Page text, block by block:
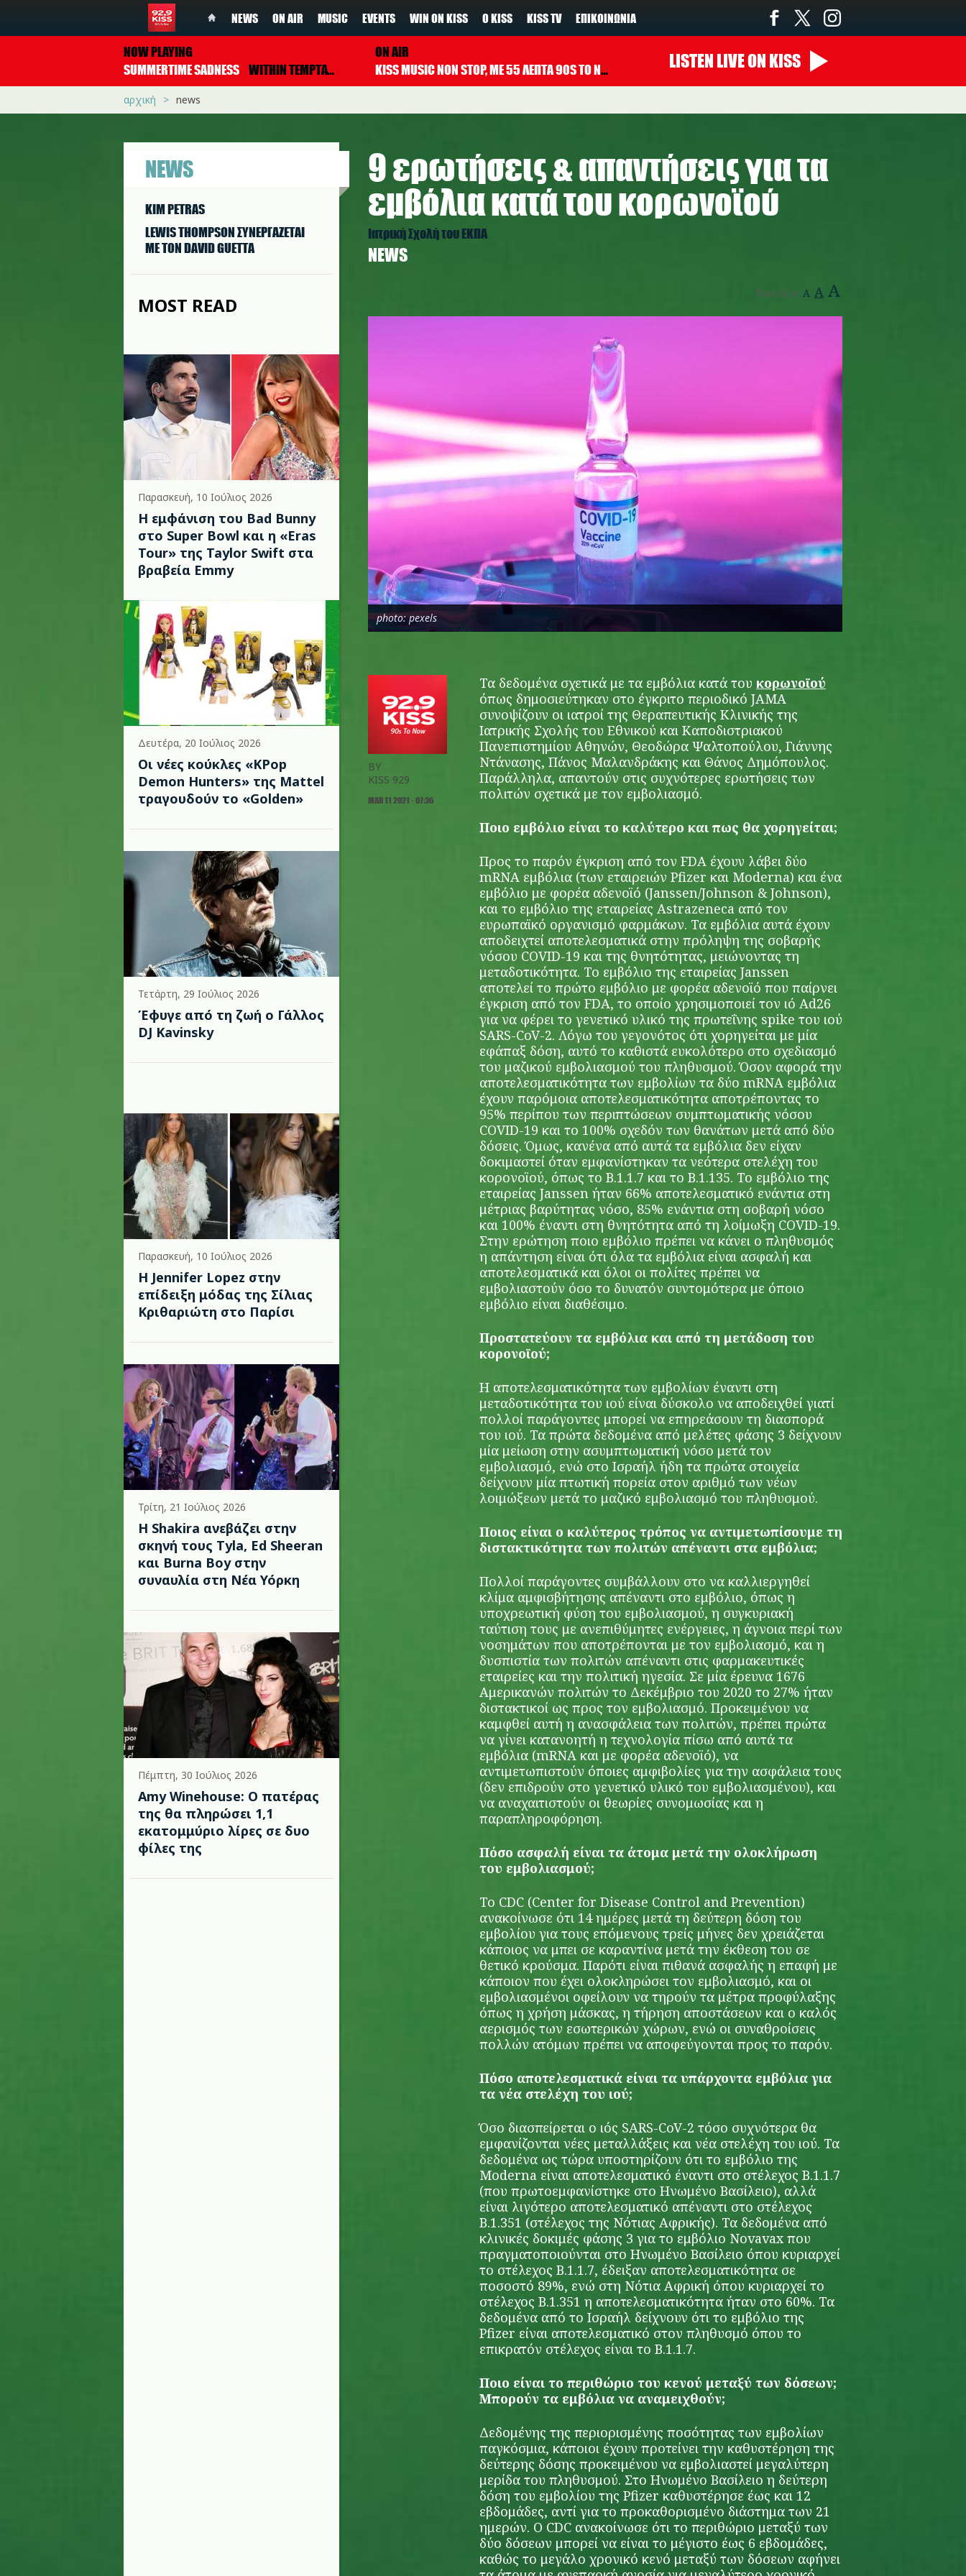
NEWS ON AIR MUSIC EVENTS WIN ON KISS Ο KISS KISS TV ΕΠΙΚΟΙΝΩΝΊΑ
NOW PLAYING
SUMMERTIME SADNESS WITHIN TEMPTATION
ON AIR
KISS MUSIC NON STOP, ΜΕ 55 ΛΕΠΤΑ 90S TO NOW ΚΑΘΕ ΩΡΑ
22:00 - 00:00
LISTEN LIVEON KISS
αρχική news
NEWS
KIM PETRAS
LEWIS THOMPSON ΣΥΝΕΡΓAΖΕΤΑΙ
ΜΕ ΤΟΝ DAVID GUETTA
MOST READ
Παρασκευή, 10 Ιούλιος 2026
Η εμφάνιση του Bad Bunny
στο Super Bowl και η «Eras
Tour» της Taylor Swift στα
βραβεία Emmy
Δευτέρα, 20 Ιούλιος 2026
Οι νέες κούκλες «KPop
Demon Hunters» της Mattel
τραγουδούν το «Golden»
Τετάρτη, 29 Ιούλιος 2026
Έφυγε από τη ζωή ο Γάλλος
DJ Kavinsky
Παρασκευή, 10 Ιούλιος 2026
Η Jennifer Lopez στην
επίδειξη μόδας της Σίλιας
Κριθαριώτη στο Παρίσι
Τρίτη, 21 Ιούλιος 2026
Η Shakira ανεβάζει στην
σκηνή τους Tyla, Ed Sheeran
και Burna Boy στην
συναυλία στη Νέα Υόρκη
Πέμπτη, 30 Ιούλιος 2026
Amy Winehouse: Ο πατέρας
της θα πληρώσει 1,1
εκατομμύριο λίρες σε δυο
φίλες της
9 ερωτήσεις & απαντήσεις για τα
εμβόλια κατά του κορωνοϊού
Ιατρική Σχολή του ΕΚΠΑ
NEWS
Text Size: A A A
covid_emvolio5_kiss_pexels.jpg
photo: pexels
BY
KISS 929
MAR 11 2021 - 07:36
Τα δεδομένα σχετικά με τα εμβόλια κατά του κορωνοϊού
όπως δημοσιεύτηκαν στο έγκριτο περιοδικό JAMA
συνοψίζουν οι ιατροί της Θεραπευτικής Κλινικής της
Ιατρικής Σχολής του Εθνικού και Καποδιστριακού
Πανεπιστημίου Αθηνών, Θεοδώρα Ψαλτοπούλου, Γιάννης
Ντάνασης, Πάνος Μαλανδράκης και Θάνος Δημόπουλος.
Παράλληλα, απαντούν στις συχνότερες ερωτήσεις των
πολιτών σχετικά με τον εμβολιασμό.
Ποιο εμβόλιο είναι το καλύτερο και πως θα χορηγείται;
Προς το παρόν έγκριση από τον FDA έχουν λάβει δύο
mRNA εμβόλια (των εταιρειών Pfizer και Moderna) και ένα
εμβόλιο με φορέα αδενοϊό (Janssen/Johnson & Johnson),
και το εμβόλιο της εταιρείας Astrazeneca από τον
ευρωπαϊκό οργανισμό φαρμάκων. Τα εμβόλια αυτά έχουν
αποδειχτεί αποτελεσματικά στην πρόληψη της σοβαρής
νόσου COVID-19 και της θνητότητας, μειώνοντας τη
μεταδοτικότητα. Το εμβόλιο της εταιρείας Janssen
αποτελεί το πρώτο εμβόλιο με φορέα αδενοϊό που παίρνει
έγκριση από τον FDA, το οποίο χρησιμοποιεί τον ιό Ad26
για να φέρει το γενετικό υλικό της πρωτεΐνης spike του ιού
SARS-CoV-2. Λόγω του γεγονότος ότι χορηγείται με μία
εφάπαξ δόση, αυτό το καθιστά ευκολότερο στο σχεδιασμό
του μαζικού εμβολιασμού του πληθυσμού. Όσον αφορά την
αποτελεσματικότητα των εμβολίων τα δύο mRNA εμβόλια
έχουν παρόμοια αποτελεσματικότητα αποτρέποντας το
95% περίπου των περιπτώσεων συμπτωματικής νόσου
COVID-19 και το 100% σχεδόν των θανάτων μετά από δύο
δόσεις. Όμως, κανένα από αυτά τα εμβόλια δεν είχαν
δοκιμαστεί όταν εμφανίστηκαν τα νεότερα στελέχη του
κορονοϊού, όπως το Β.1.1.7 και το Β.1.135. Το εμβόλιο της
εταιρείας Janssen ήταν 66% αποτελεσματικό ενάντια στη
μέτριας βαρύτητας νόσο, 85% ενάντια στη σοβαρή νόσο
και 100% έναντι στη θνητότητα από τη λοίμωξη COVID-19.
Στην ερώτηση ποιο εμβόλιο πρέπει να κάνει ο πληθυσμός
η απάντηση είναι ότι όλα τα εμβόλια είναι ασφαλή και
αποτελεσματικά και όλοι οι πολίτες πρέπει να
εμβολιαστούν όσο το δυνατόν συντομότερα με όποιο
εμβόλιο είναι διαθέσιμο.
Προστατεύουν τα εμβόλια και από τη μετάδοση του
κορονοϊού;
Η αποτελεσματικότητα των εμβολίων έναντι στη
μεταδοτικότητα του ιού είναι δύσκολο να αποδειχθεί γιατί
πολλοί παράγοντες μπορεί να επηρεάσουν τη διασπορά
του ιού. Τα πρώτα δεδομένα από μελέτες φάσης 3 δείχνουν
μία μείωση στην ασυμπτωματική νόσο μετά τον
εμβολιασμό, ενώ στο Ισραήλ ήδη τα πρώτα στοιχεία
δείχνουν μία πτωτική πορεία στον αριθμό των νέων
λοιμώξεων μετά το μαζικό εμβολιασμό του πληθυσμού.
Ποιος είναι ο καλύτερος τρόπος να αντιμετωπίσουμε τη
διστακτικότητα των πολιτών απέναντι στα εμβόλια;
Πολλοί παράγοντες συμβάλλουν στο να καλλιεργηθεί
κλίμα αμφισβήτησης απέναντι στο εμβόλιο, όπως η
υποχρεωτική φύση του εμβολιασμού, η συγκυριακή
ταύτιση τους με ανεπιθύμητες ενέργειες, η άγνοια περί των
νοσημάτων που αποτρέπονται με τον εμβολιασμό, και η
δυσπιστία των πολιτών απέναντι στις φαρμακευτικές
εταιρείες και την πολιτική ηγεσία. Σε μία έρευνα 1676
Αμερικανών πολιτών το Δεκέμβριο του 2020 το 27% ήταν
διστακτικοί ως προς τον εμβολιασμό. Προκειμένου να
καμφθεί αυτή η ανασφάλεια των πολιτών, πρέπει πρώτα
να γίνει κατανοητή η τεχνολογία πίσω από αυτά τα
εμβόλια (mRNA και με φορέα αδενοϊό), να
αντιμετωπιστούν όποιες αμφιβολίες για την ασφάλεια τους
(δεν επιδρούν στο γενετικό υλικό του εμβολιασμένου), και
να αναχαιτιστούν οι θεωρίες συνομωσίας και η
παραπληροφόρηση.
Πόσο ασφαλή είναι τα άτομα μετά την ολοκλήρωση
του εμβολιασμού;
Το CDC (Center for Disease Control and Prevention)
ανακοίνωσε ότι 14 ημέρες μετά τη δεύτερη δόση του
εμβολίου για τους επόμενους τρείς μήνες δεν χρειάζεται
κάποιος να μπει σε καραντίνα μετά την έκθεση του σε
θετικό κρούσμα. Παρότι είναι πιθανά ασφαλής η επαφή με
κάποιον που έχει ολοκληρώσει τον εμβολιασμό, και οι
εμβολιασμένοι οφείλουν να τηρούν τα μέτρα προφύλαξης
όπως η χρήση μάσκας, η τήρηση αποστάσεων και ο καλός
αερισμός των εσωτερικών χώρων, ενώ οι συναθροίσεις
πολλών ατόμων πρέπει να αποφεύγονται προς το παρόν.
Πόσο αποτελεσματικά είναι τα υπάρχοντα εμβόλια για
τα νέα στελέχη του ιού;
Όσο διασπείρεται ο ιός SARS-CoV-2 τόσο συχνότερα θα
εμφανίζονται νέες μεταλλάξεις και νέα στελέχη του ιού. Τα
δεδομένα ως τώρα υποστηρίζουν ότι το εμβόλιο της
Moderna είναι αποτελεσματικό έναντι στο στέλεχος Β.1.1.7
(που πρωτοεμφανίστηκε στο Ηνωμένο Βασίλειο), αλλά
είναι λιγότερο αποτελεσματικό απέναντι στο στέλεχος
Β.1.351 (στέλεχος της Νότιας Αφρικής). Τα δεδομένα από
κλινικές δοκιμές φάσης 3 για το εμβόλιο Novavax που
πραγματοποιούνται στο Ηνωμένο Βασίλειο όπου κυριαρχεί
το στέλεχος Β.1.1.7, έδειξαν αποτελεσματικότητα σε
ποσοστό 89%, ενώ στη Νότια Αφρική όπου κυριαρχεί το
στέλεχος Β.1.351 η αποτελεσματικότητα ήταν στο 60%. Τα
δεδομένα από το Ισραήλ δείχνουν ότι το εμβόλιο της
Pfizer είναι αποτελεσματικό στον πληθυσμό όπου το
επικρατόν στέλεχος είναι το Β.1.1.7.
Ποιο είναι το περιθώριο του κενού μεταξύ των δόσεων;
Μπορούν τα εμβόλια να αναμειχθούν;
Δεδομένης της περιορισμένης ποσότητας των εμβολίων
παγκόσμια, κάποιοι έχουν προτείνει την καθυστέρηση της
δεύτερης δόσης προκειμένου να εμβολιαστεί μεγαλύτερη
μερίδα του πληθυσμού. Στο Ηνωμένο Βασίλειο η δεύτερη
δόση του εμβολίου της Pfizer καθυστέρησε έως και 12
εβδομάδες, αντί για το προκαθορισμένο διάστημα των 21
ημερών. Ο CDC ανακοίνωσε ότι το περιθώριο μεταξύ των
δύο δόσεων μπορεί να είναι το μέγιστο έως 6 εβδομάδες,
καθώς το μεγάλο χρονικό κενό μεταξύ των δόσεων αφήνει